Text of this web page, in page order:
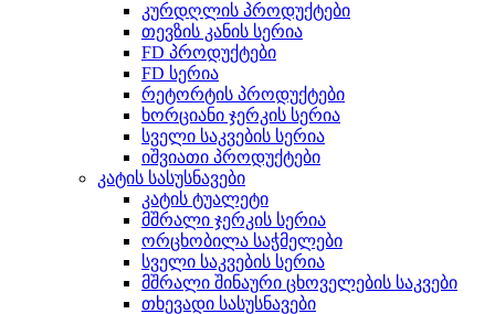
კურდღლის პროდუქტები
თევზის კანის სერია
FD პროდუქტები
FD სერია
რეტორტის პროდუქტები
ხორციანი ჯერკის სერია
სველი საკვების სერია
იშვიათი პროდუქტები
კატის სასუსნავები
კატის ტუალეტი
მშრალი ჯერკის სერია
ორცხობილა საჭმელები
სველი საკვების სერია
მშრალი შინაური ცხოველების საკვები
თხევადი სასუსნავები